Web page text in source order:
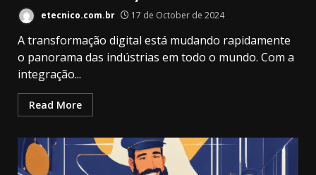
etecnico.com.br 17 de October de 2024
A transformação digital está mudando rapidamente
o panorama das indústrias em todo o mundo. Com a
integração...
Read More